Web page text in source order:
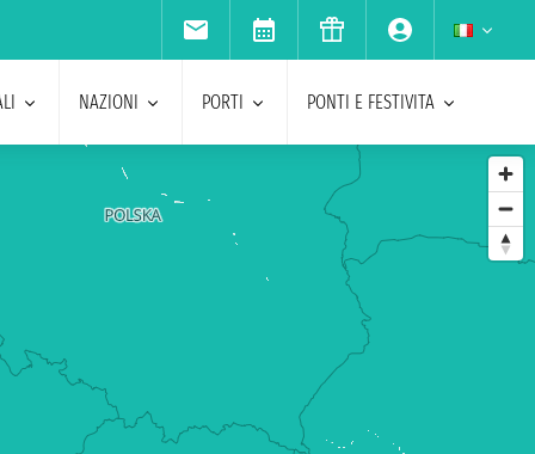
NAZIONI PORTI PONTI E FESTIVITA